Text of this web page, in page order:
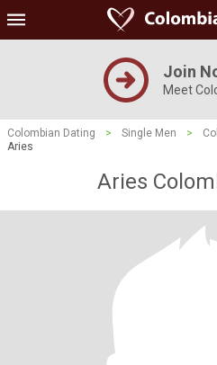
Join
Meet
Colombian Dating > Single Men >
Aries
Aries